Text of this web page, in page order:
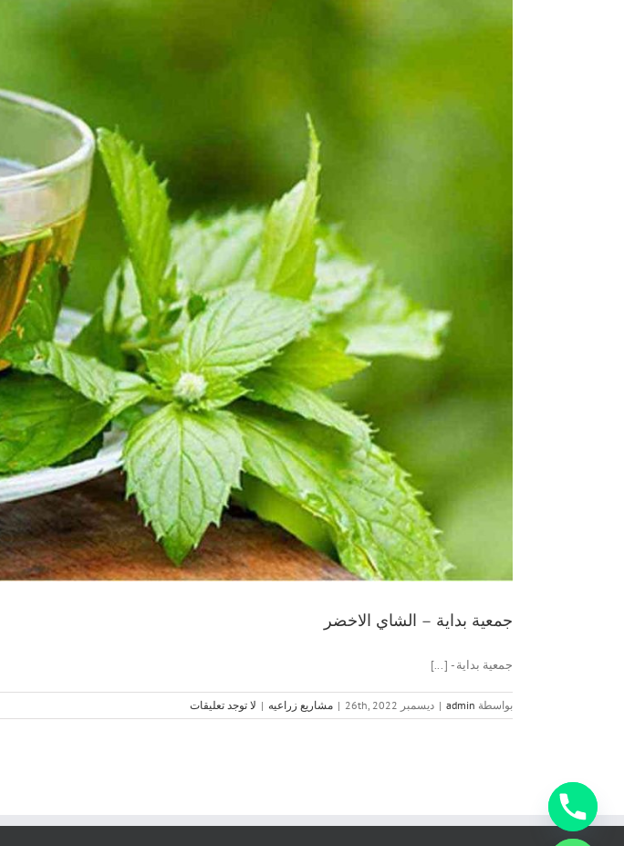
جمعية بداية – الشاي الاخضر
جمعية بداية - [...]
بواسطة admin
| ديسمبر 26th, 2022 | مشاريع زراعيه | لا توجد تعليقات